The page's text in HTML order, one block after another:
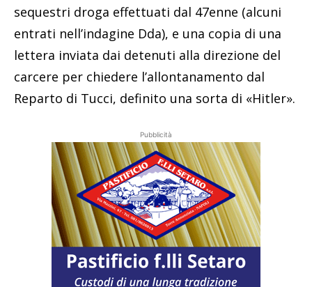
sequestri droga effettuati dal 47enne (alcuni
entrati nell’indagine Dda), e una copia di una
lettera inviata dai detenuti alla direzione del
carcere per chiedere l’allontanamento dal
Reparto di Tucci, definito una sorta di «Hitler».
Pubblicità